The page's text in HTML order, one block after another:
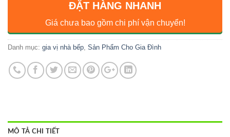
ĐẶT HÀNG NHANH
Giá chưa bao gồm chi phí vận chuyển!
Danh mục: gia vị nhà bếp, Sản Phẩm Cho Gia Đình
MÔ TẢ CHI TIẾT